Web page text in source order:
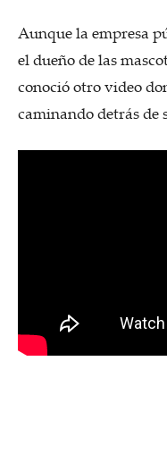
Aunque la empresa
el dueño de las
conoció otro video
caminando detrás de